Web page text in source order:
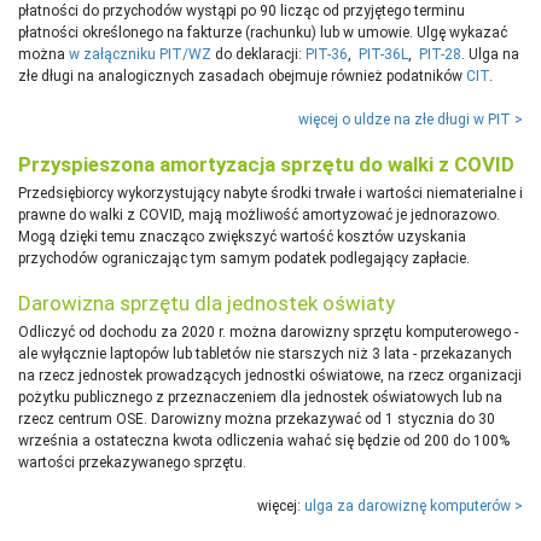
płatności do przychodów wystąpi po 90 licząc od przyjętego terminu
płatności określonego na fakturze (rachunku) lub w umowie. Ulgę wykazać
można w załączniku PIT/WZ do deklaracji: PIT-36 PIT-36L PIT-28 . Ulga na
złe długi na analogicznych zasadach obejmuje również podatników CIT
więcej o uldze na złe długi w PIT >
Przyspieszona amortyzacja sprzętu do walki z COVID
Przedsiębiorcy wykorzystujący nabyte środki trwałe i wartości niematerialne i
prawne do walki z COVID, mają możliwość amortyzować je jednorazowo.
Mogą dzięki temu znacząco zwiększyć wartość kosztów uzyskania
przychodów ograniczając tym samym podatek podlegający zapłacie.
Darowizna sprzętu dla jednostek oświaty
Odliczyć od dochodu za 2020 r. można darowizny sprzętu komputerowego -
ale wyłącznie laptopów lub tabletów nie starszych niż 3 lata - przekazanych
na rzecz jednostek prowadzących jednostki oświatowe, na rzecz organizacji
pożytku publicznego z przeznaczeniem dla jednostek oświatowych lub na
rzecz centrum OSE. Darowizny można przekazywać od 1 stycznia do 30
września a ostateczna kwota odliczenia wahać się będzie od 200 do 100%
wartości przekazywanego sprzętu.
więcej: ulga za darowiznę komputerów >